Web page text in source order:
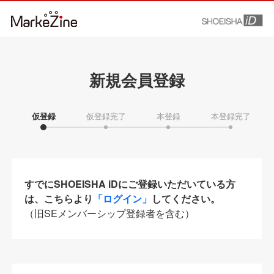
新規会員登録
仮登録 仮登録完了 本登録 本登録完了
すでにSHOEISHA iDにご登録いただいている方
は、こちらより 「ログイン」 してください。
（旧SEメンバーシップ登録者を含む）